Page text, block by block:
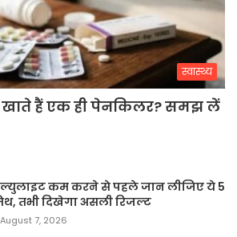
स्वास्थ्य
खाते हैं एक ही पेनकिलर? समझ लें
कम करने से पहले जान लीजिए ये 5
तभी दिखेगा असली रिजल्ट
August 7, 2026